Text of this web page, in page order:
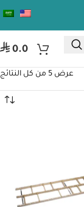
ر.س0.0
عرض ⁦5⁩ من كل النتائج